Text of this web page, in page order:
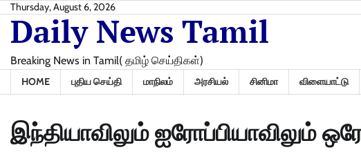
Skip
content
Thursday, August 6, 2026
Daily News Tamil
Breaking News in Tamil( தமிழ் செய்திகள்)
HOME புதிய செய்தி மாநிலம் அரசியல் சினிமா விளையாட்டு
இந்தியாவிலும் ஐரோப்பியாவிலும்